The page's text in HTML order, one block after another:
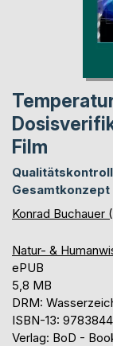
Film
Konrad Buchauer
Natur- &
ePUB
5,8 MB
DRM:
ISBN-13:
Verlag: BoD -